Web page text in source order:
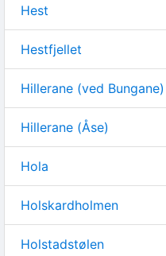
Hest
Hestfjellet
Hillerane (ved Bungane)
Hillerane (Åse)
Hola
Holskardholmen
Holstadstølen